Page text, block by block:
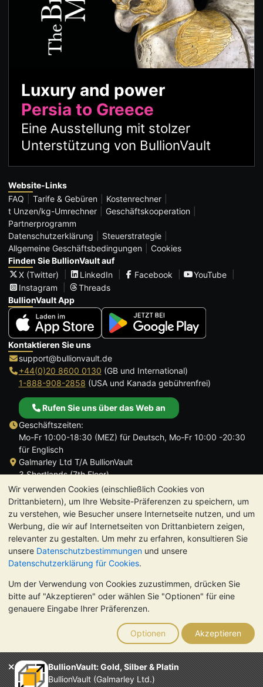
Wir verwenden Cookies (einschließlich Cookies von
Drittanbietern), um Ihre Website-Präferenzen zu speichern, um
zu verstehen, wie Besucher unsere Internetseite nutzen, und um
Werbung, die wir auf Internetseiten von Drittanbietern zeigen,
relevanter zu gestalten. Um mehr zu erfahren, konsultieren Sie
unsere Datenschutzbestimmungen und unsere
Datenschutzerklärung für Cookies.
Um der Verwendung von Cookies zuzustimmen, drücken Sie
bitte auf "Akzeptieren" oder wählen Sie "Optionen" für eine
genauere Eingabe Ihrer Präferenzen.
Optionen Akzeptieren
BullionVault: Gold, Silber & Platin
BullionVault (Galmarley Ltd.)
Luxury and power
Persia to Greece
Eine Ausstellung mit stolzer
Unterstützung von BullionVault
Website-Links
FAQ
Tarife & Gebüren
Kostenrechner
t Unzen/kg-Umrechner
Geschäftskooperation
Partnerprogramm
Datenschutzerklärung
Steuerstrategie
Allgemeine Geschäftsbedingungen
Cookies
Finden Sie BullionVault auf
X (Twitter)
LinkedIn Facebook
YouTube
Instagram
Threads
BullionVault App
Kontaktieren Sie uns
support@bullionvault.de
+44(0)20 8600 0130 (GB und International)
1-888-908-2858 (USA und Kanada gebührenfrei)
Rufen Sie uns über das Web an
Geschäftszeiten:
Mo-Fr 10:00-18:30 (MEZ) für Deutsch, Mo-Fr 10:00 -20:30
für Englisch
Galmarley Ltd T/A BullionVault
3 Shortlands (7th Floor)
Hammersmith
London
W6 8DA
Großbritannien
TrustScore 4.8 | 724 Bewertungen
BITTE BEACHTEN SIE: Der Wert von Edelmetallen kann sowohl
steigen als auch fallen. Historische Trends sind keine Garantie
für zukünftige Preisentwicklungen. Nichts auf den Webseiten
von BullionVault oder in der Kommunikation stellt eine
Anlageberatung dar. Sie sollten sich von einem Fachmann
beraten lassen, um zu sehen, ob der Besitz von Edelmetallen
das Richtige für Sie ist.
Galmarley Ltd. (Handelsname BullionVault) ist registriert in